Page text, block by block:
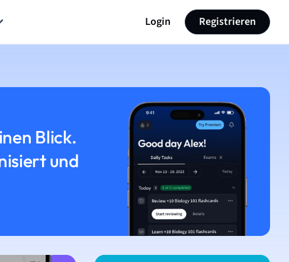
Login Registrieren
Blick.
und